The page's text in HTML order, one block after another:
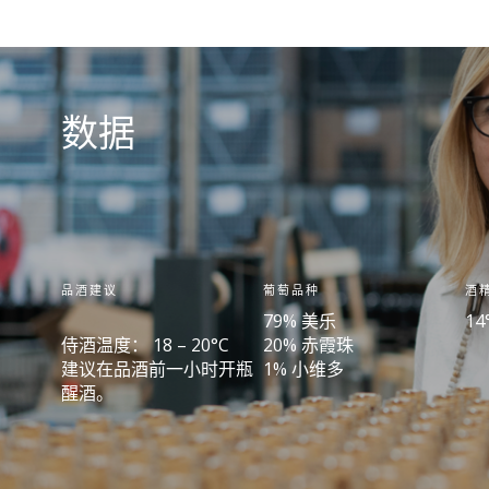
数据
品酒建议
侍酒温度： 18 – 20°C
建议在品酒前一小时开瓶
醒酒。
葡萄品种
79% 美乐
20% 赤霞珠
1% 小维多
酒